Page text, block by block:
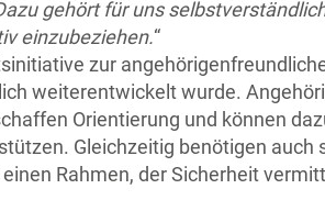
gehört für uns
einzubeziehen.“
zur
weiterentwickelt wurde.
Orientierung und können
Gleichzeitig benötigen
Rahmen, der Sicherheit